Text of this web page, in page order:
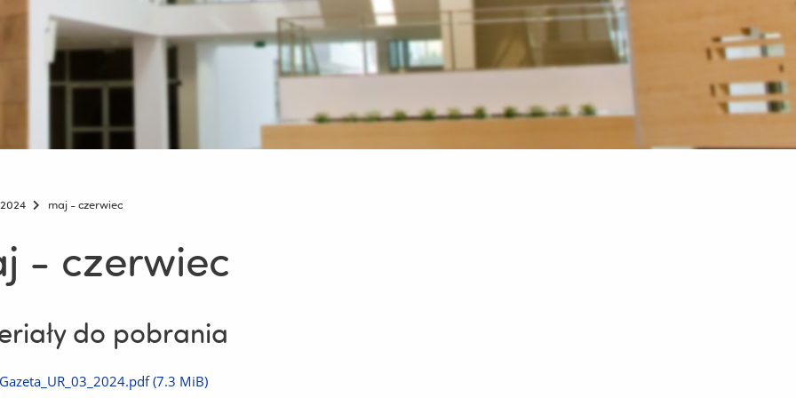
2024 maj - czerwiec
- czerwiec
do pobrania
Pobierz
Gazeta_UR_03_2024.pdf (7.3 MiB)